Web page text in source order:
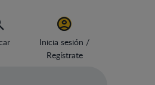
Inicia sesión /
Regístrate